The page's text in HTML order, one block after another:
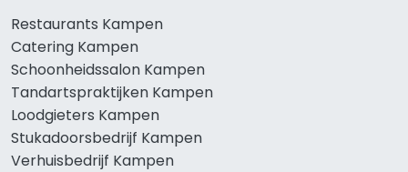
Restaurants Kampen
Catering Kampen
Schoonheidssalon Kampen
Tandartspraktijken Kampen
Loodgieters Kampen
Stukadoorsbedrijf Kampen
Verhuisbedrijf Kampen